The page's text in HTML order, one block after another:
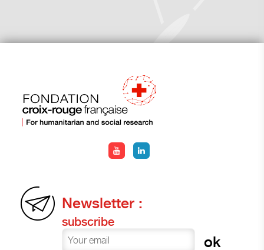
Newsletter :
subscribe